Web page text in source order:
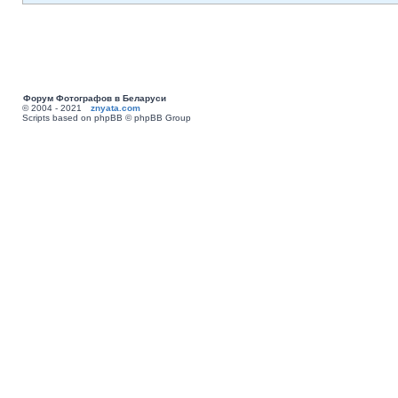
Форум Фотографов в Беларуси
© 2004 - 2021 znyata.com
Scripts based on phpBB © phpBB Group